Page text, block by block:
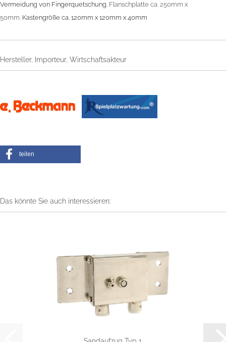
Vermeidung von Fingerquetschung. Flanschplatte ca. 250mm x
50mm. Kastengröße ca. 120mm x 120mm x 40mm
Hersteller, Importeur, Wirtschaftsakteur
teilen
Das könnte Sie auch interessieren: